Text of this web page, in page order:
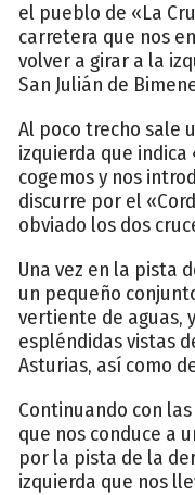
el pueblo de «La
carretera que nos
volver a girar a la
San Julián de
Al poco trecho sale
izquierda que
cogemos y nos
discurre por el
obviado los dos
Una vez en la pista
un pequeño
vertiente de aguas,
espléndidas vistas
Asturias, así como
Continuando con
que nos conduce a
por la pista de la
izquierda que nos